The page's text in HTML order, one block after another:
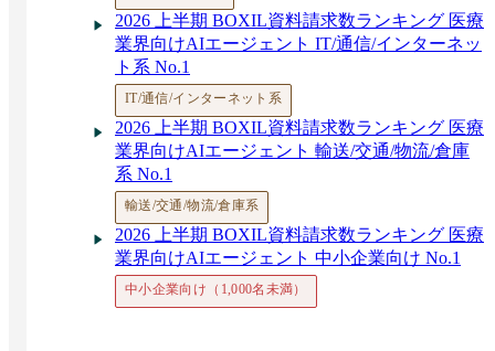
2026 上半期 BOXIL資料請求数ランキング 医療
業界向けAIエージェント IT/通信/インターネッ
ト系 No.1
IT/通信/インターネット系
2026 上半期 BOXIL資料請求数ランキング 医療
業界向けAIエージェント 輸送/交通/物流/倉庫
系 No.1
輸送/交通/物流/倉庫系
2026 上半期 BOXIL資料請求数ランキング 医療
業界向けAIエージェント 中小企業向け No.1
中小企業向け（1,000名未満）